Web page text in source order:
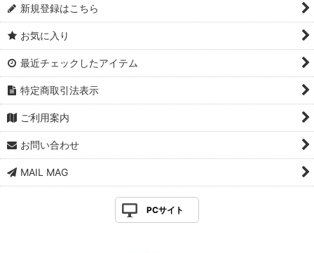
新規登録はこちら
お気に入り
最近チェックしたアイテム
特定商取引法表示
ご利用案内
お問い合わせ
MAIL MAG
PCサイト